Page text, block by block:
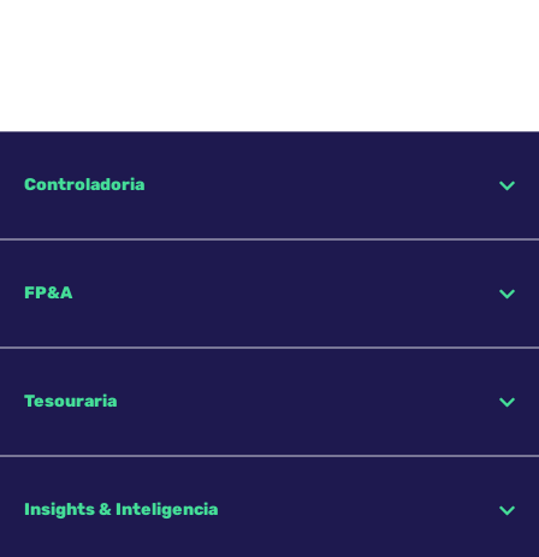
Controladoria
FP&A
Tesouraria
Insights & Inteligencia